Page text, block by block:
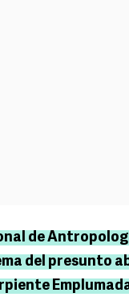
de
del presunto